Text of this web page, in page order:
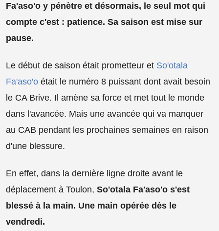
Fa'aso'o y pénètre et désormais, le seul mot qui
compte c'est : patience. Sa saison est mise sur
pause.
Le début de saison était prometteur et So'otala
Fa'aso'o était le numéro 8 puissant dont avait besoin
le CA Brive. Il amène sa force et met tout le monde
dans l'avancée. Mais une avancée qui va manquer
au CAB pendant les prochaines semaines en raison
d'une blessure.
En effet, dans la dernière ligne droite avant le
déplacement à Toulon, So'otala Fa'aso'o s'est
blessé à la main. Une main opérée dès le
vendredi.